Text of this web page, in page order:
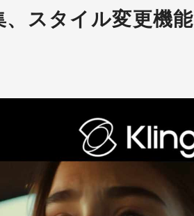
、スタイル変更機能